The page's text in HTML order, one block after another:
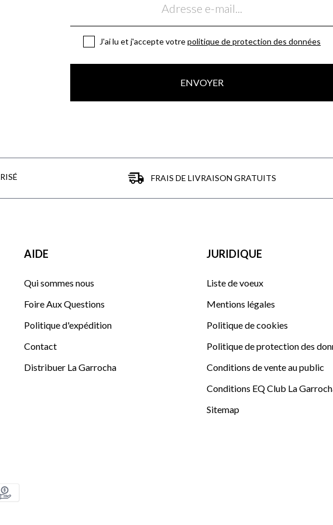
J'ai lu et j'accepte votrepolitique de protection des données
ENVOYER
FRAIS DE LIVRAISON GRATUITS
AIDE
Qui sommes nous
Foire Aux Questions
Politique d'expédition
Contact
Distribuer La Garrocha
JURIDIQUE
Liste de voeux
Mentions légales
Politique de cookies
Politique de protection des
Conditions de vente au public
Conditions EQ Club La
Sitemap